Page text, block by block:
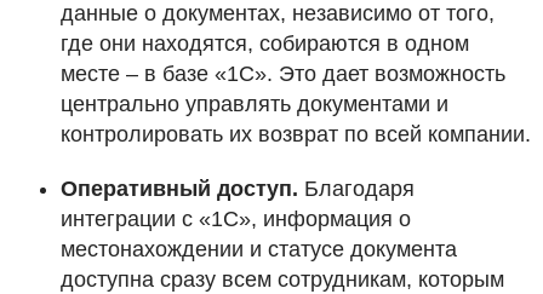
данные о документах, независимо от того,
где они находятся, собираются в одном
месте – в базе «1С». Это дает возможность
центрально управлять документами и
контролировать их возврат по всей компании.
Оперативный доступ. Благодаря
интеграции с «1С», информация о
местонахождении и статусе документа
доступна сразу всем сотрудникам, которым